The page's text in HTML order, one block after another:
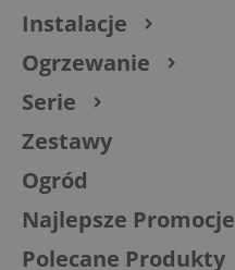
Instalacje
Ogrzewanie
Serie
Zestawy
Ogród
Najlepsze Promocje
Polecane Produkty